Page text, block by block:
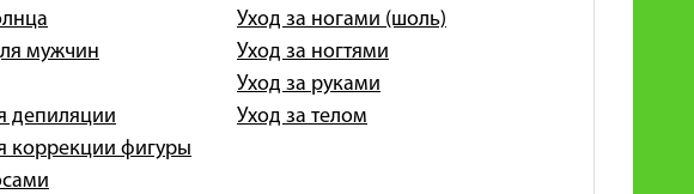
мужчин
депиляции
коррекции фигуры
Уход за ногами (шоль)
Уход за ногтями
Уход за руками
Уход за телом